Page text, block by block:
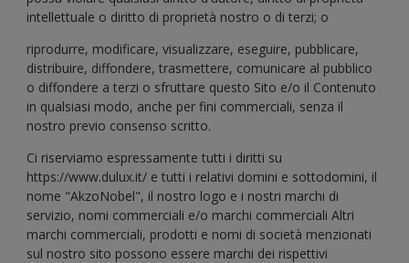
intellettuale o diritto di proprietà nostro o di terzi; o
riprodurre, modificare, visualizzare, eseguire, pubblicare,
distribuire, diffondere, trasmettere, comunicare al pubblico
o diffondere a terzi o sfruttare questo Sito e/o il Contenuto
in qualsiasi modo, anche per fini commerciali, senza il
nostro previo consenso scritto.
Ci riserviamo espressamente tutti i diritti su
https://www.dulux.it/ e tutti i relativi domini e sottodomini, il
nome "AkzoNobel", il nostro logo e i nostri marchi di
servizio, nomi commerciali e/o marchi commerciali Altri
marchi commerciali, prodotti e nomi di società menzionati
sul nostro sito possono essere marchi dei rispettivi